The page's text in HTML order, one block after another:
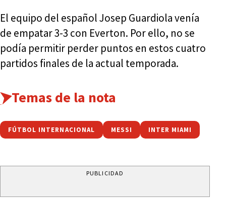
El equipo del español Josep Guardiola venía
de empatar 3-3 con Everton. Por ello, no se
podía permitir perder puntos en estos cuatro
partidos finales de la actual temporada.
Temas de la nota
FÚTBOL INTERNACIONAL MESSI INTER MIAMI
PUBLICIDAD